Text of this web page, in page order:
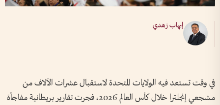
إيهاب زهدي
في وقت تستعد فيه الولايات المتحدة لاستقبال عشرات الآلاف من
مشجعي إنجلترا خلال كأس العالم 2026، فجرت تقارير بريطانية مفاجأة